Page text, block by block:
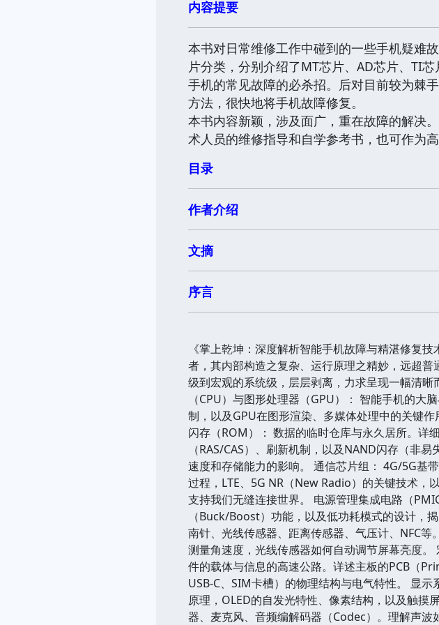
内容提要
本书对日常维修工作中碰到的一些手机疑难
片分类，分别介绍了MT芯片、AD芯片、TI
手机的常见故障的必杀招。后对目前较为棘
方法，很快地将手机故障修复。
本书内容新颖，涉及面广，重在故障的解决
术人员的维修指导和自学参考书，也可作为
目录
作者介绍
文摘
序言
《掌上乾坤：深度解析智能手机故障与精湛修复
者，其内部构造之复杂、运行原理之精妙，远超
级到宏观的系统级，层层剥离，力求呈现一幅清
（CPU）与图形处理器（GPU）： 智能手机的
制，以及GPU在图形渲染、多媒体处理中的关键
闪存（ROM）： 数据的临时仓库与永久居所。详
（RAS/CAS）、刷新机制，以及NAND闪存（非
速度和存储能力的影响。 通信芯片组： 4G/5G
过程，LTE、5G NR（New Radio）的关键技术，
支持我们无缝连接世界。 电源管理集成电路（
（Buck/Boost）功能，以及低功耗模式的设计，
南针、光线传感器、距离传感器、气压计、NFC
测量角速度，光线传感器如何自动调节屏幕亮度
件的载体与信息的高速公路。详述主板的PCB（
USB-C、SIM卡槽）的物理结构与电气特性。 显
原理，OLED的自发光特性、像素结构，以及触摸
器、麦克风、音频编解码器（Codec）。理解声